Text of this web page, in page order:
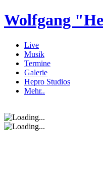
Wolfgang
Live
Musik
Termine
Galerie
Hepro Studios
Mehr..